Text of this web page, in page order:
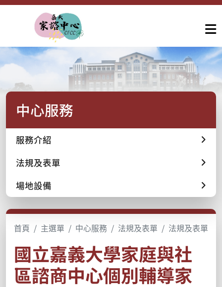
中心服務
服務介紹
法規及表單
場地設備
首頁 主選單 中心服務 法規及表單 法規及表單
國立嘉義大學家庭與社
區諮商中心個別輔導家